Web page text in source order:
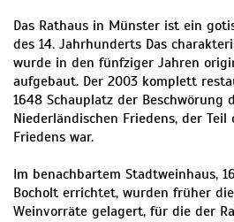
Das Rathaus in Münster ist ein
des 14. Jahrhunderts Das
wurde in den fünfziger Jahren
aufgebaut. Der 2003 komplett
1648 Schauplatz der Beschwörung
Niederländischen Friedens, der Teil
Friedens war.
Im benachbartem Stadtweinhaus,
Bocholt errichtet, wurden früher
Weinvorräte gelagert, für die der